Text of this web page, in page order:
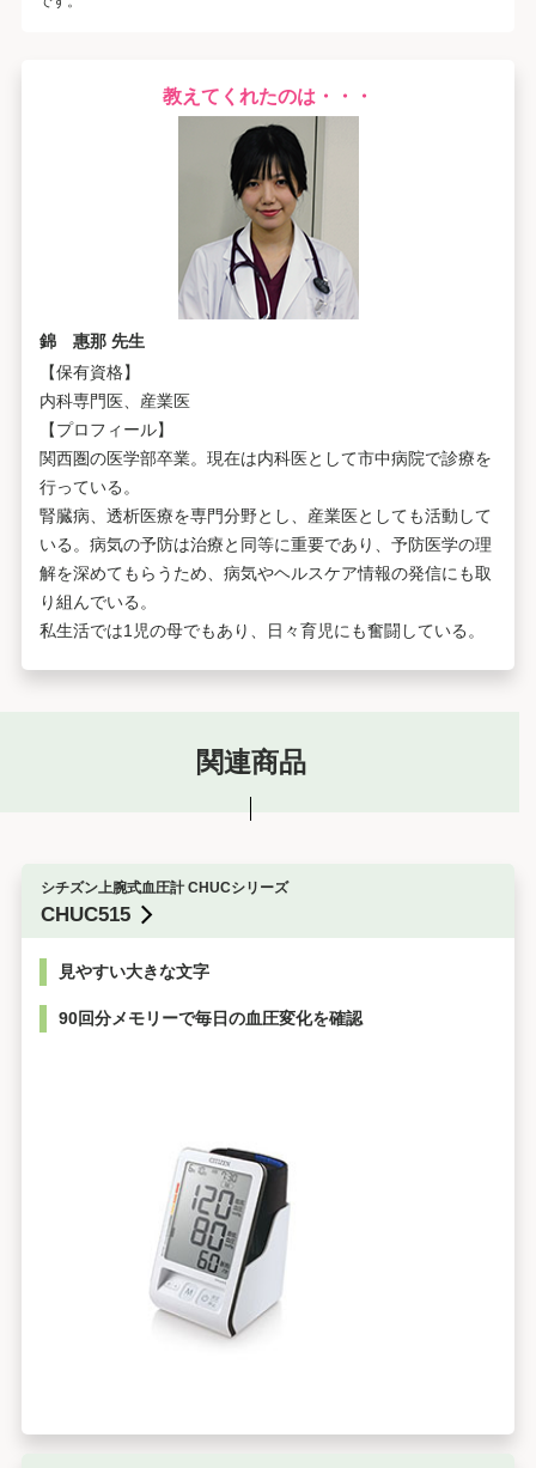
教えてくれたのは・・・
錦 惠那 先生
【保有資格】
内科専門医、産業医
【プロフィール】
関西圏の医学部卒業。現在は内科医として市中病院で診療を
行っている。
腎臓病、透析医療を専門分野とし、産業医としても活動して
いる。病気の予防は治療と同等に重要であり、予防医学の理
解を深めてもらうため、病気やヘルスケア情報の発信にも取
り組んでいる。
私生活では1児の母でもあり、日々育児にも奮闘している。
関連商品
シチズン上腕式血圧計 CHUCシリーズ
CHUC515
見やすい大きな文字
90回分メモリーで毎日の血圧変化を確認